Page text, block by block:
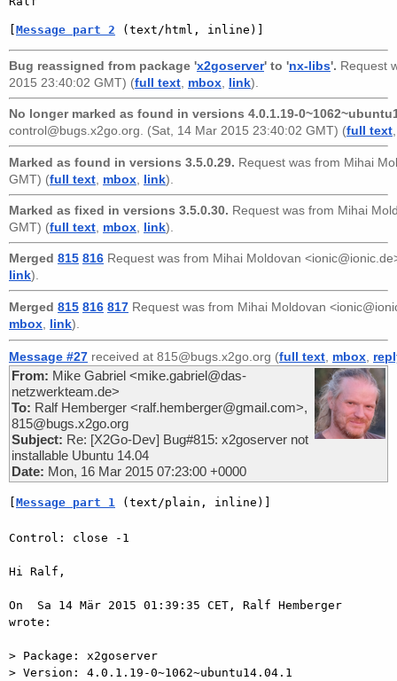
[Message part 2 (text/html, inline)]
Bug reassigned from package 'x2goserver' to 'nx-libs'. Request
2015 23:40:02 GMT) (full text mbox link).
No longer marked as found in versions 4.0.1.19-
control@bugs.x2go.org. (Sat, 14 Mar 2015 23:40:02 GMT) (full text
Marked as found in versions 3.5.0.29. Request was from Mihai
GMT) (full text mbox link).
Marked as fixed in versions 3.5.0.30. Request was from Mihai
GMT) (full text mbox link).
Merged 815 816 Request was from Mihai Moldovan
link).
Merged 815 816 817 Request was from Mihai Moldovan
mbox link).
Message #27 received at 815@bugs.x2go.org (full text mbox
From: Mike Gabriel <mike.gabriel@das-
netzwerkteam.de>
To: Ralf Hemberger <ralf.hemberger@gmail.com>,
815@bugs.x2go.org
Subject: Re: [X2Go-Dev] Bug#815: x2goserver not
installable Ubuntu 14.04
Date: Mon, 16 Mar 2015 07:23:00 +0000
[Message part 1 (text/plain, inline)]
Control: close -1
Hi Ralf,
On  Sa 14 Mär 2015 01:39:35 CET, Ralf Hemberger
wrote:
> Package: x2goserver
> Version: 4.0.1.19-0~1062~ubuntu14.04.1